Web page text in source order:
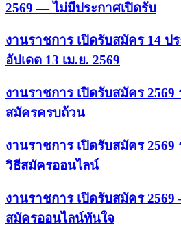
2569 — ไม่มีประกาศเปิดรับ
งานราชการ เปิดรับสมัคร 14 ป
อัปเดต 13 เม.ย. 2569
งานราชการ เปิดรับสมัคร
สมัครครบถ้วน
งานราชการ เปิดรับสมัคร
วิธีสมัครออนไลน์
งานราชการ เปิดรับสมัคร
สมัครออนไลน์ทันใจ